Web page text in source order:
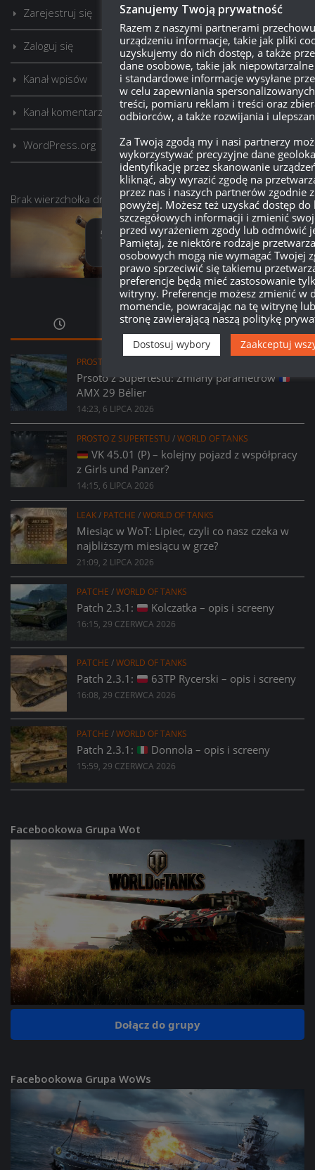
Zarejestruj się
Zaloguj się
Kanał wpisów
Kanał komentarzy
WordPress.org
Brak wierzchołka drzewkaod:
579
10
Godzin
32
Minut
03
Sekund
PROSTO Z SUPERTESTU
Prsoto z Supertestu: Zmiany parametrów
AMX 29 Bélier
14:23, 6 LIPCA 2026
PROSTO Z SUPERTESTU /WORLD OF TANKS
VK 45.01 (P) – kolejny pojazd z współpracy
z Girls und Panzer?
14:15, 6 LIPCA 2026
LEAK/ PATCHE /WORLD OF TANKS
Miesiąc w WoT: Lipiec, czyli co nasz czeka w
najbliższym miesiącu w grze?
21:09, 2 LIPCA 2026
PATCHE /WORLD OF TANKS
Patch 2.3.1: Kolczatka – opis i screeny
16:15, 29 CZERWCA 2026
PATCHE /WORLD OF TANKS
Patch 2.3.1: 63TP Rycerski – opis i screeny
16:08, 29 CZERWCA 2026
PATCHE /WORLD OF TANKS
Patch 2.3.1: Donnola – opis i screeny
15:59, 29 CZERWCA 2026
Facebookowa Grupa Wot
Dołącz do grupy
Facebookowa Grupa WoWs
Szanujemy Twoją prywatność
Razem z naszymi partnerami
urządzeniu informacje, takie jak pliki
uzyskujemy do nich dostęp, a także
dane osobowe, takie jak
i standardowe informacje wysyłane
w celu zapewniania
treści, pomiaru reklam i treści oraz
odbiorców, a także rozwijania i
Za Twoją zgodą my i nasi partnerzy
wykorzystywać precyzyjne dane
identyfikację przez skanowanie
kliknąć, aby wyrazić zgodę na
przez nas i naszych partnerów zgodnie
powyżej. Możesz też uzyskać dostęp do
szczegółowych informacji i zmienić
przed wyrażeniem zgody lub odmówić
Pamiętaj, że niektóre rodzaje
osobowych mogą nie wymagać Twojej
prawo sprzeciwić się takiemu
preferencje będą mieć zastosowanie
witryny. Preferencje możesz zmienić w
momencie, powracając na tę witrynę
stronę zawierającą naszą politykę
Dostosuj wybory Zaakceptuj